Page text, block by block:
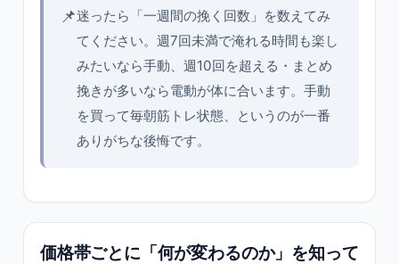
📌迷ったら「一週間の挽く回数」を数えてみ
てください。週7回未満で淹れる時間も楽し
みたいなら手動、週10回を超える・まとめ
挽きが多いなら電動が体に合います。手動
を買って毎朝筋トレ状態、というのが一番
ありがちな後悔です。
価格帯ごとに「何が変わるのか」を知って